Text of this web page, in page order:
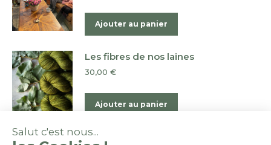
Ajouter au panier
Les fibres de nos laines
30,00 €
Ajouter au panier
Salut c'est nous...